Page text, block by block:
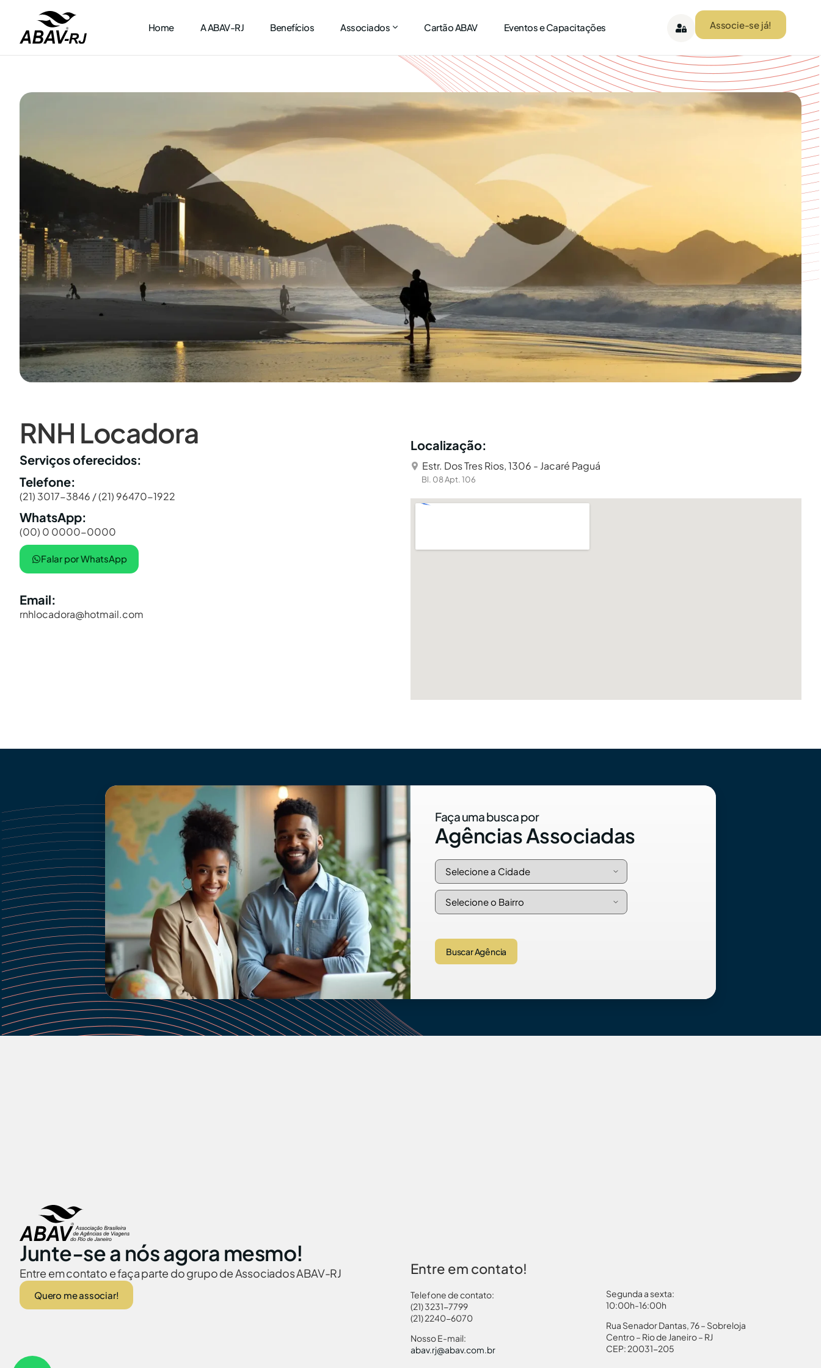
Home A ABAV-RJ Benefícios Associados Cartão ABAV Eventos e Capacitações Associe-se já!
RNH Locadora
Serviços oferecidos:
Telefone:
(21) 3017-3846 / (21) 96470-1922
WhatsApp:
(00) 0 0000-0000
Falar por WhatsApp
Email:
rnhlocadora@hotmail.com
Localização:
Estr. Dos Tres Rios, 1306 - Jacaré Paguá
Bl. 08 Apt. 106
Faça uma busca por
Agências Associadas
Buscar Agência
Junte-se a nós agora mesmo!
Entre em contato e faça parte do grupo de Associados ABAV-RJ
Quero me associar!
Entre em contato!
Telefone de contato:
(21) 3231-7799
(21) 2240-6070
Nosso E-mail:
abav.rj@abav.com.br
Segunda a sexta:
10:00h-16:00h
Rua Senador Dantas, 76 – Sobreloja
Centro – Rio de Janeiro – RJ
CEP: 20031-205
Autorização Menores